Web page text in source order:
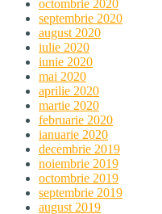
octombrie 2020
septembrie 2020
august 2020
iulie 2020
iunie 2020
mai 2020
aprilie 2020
martie 2020
februarie 2020
ianuarie 2020
decembrie 2019
noiembrie 2019
octombrie 2019
septembrie 2019
august 2019